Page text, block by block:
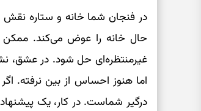
در فنجان شما خانه و ستاره نقش
حال خانه را عوض می‌کند. ممکن
غیرمنتظره‌ای حل شود. در عشق،
اما هنوز احساس از بین نرفته.
درگیر شماست. در کار، یک